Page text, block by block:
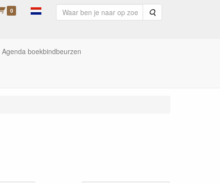
0 Zoeken
Agenda boekbindbeurzen